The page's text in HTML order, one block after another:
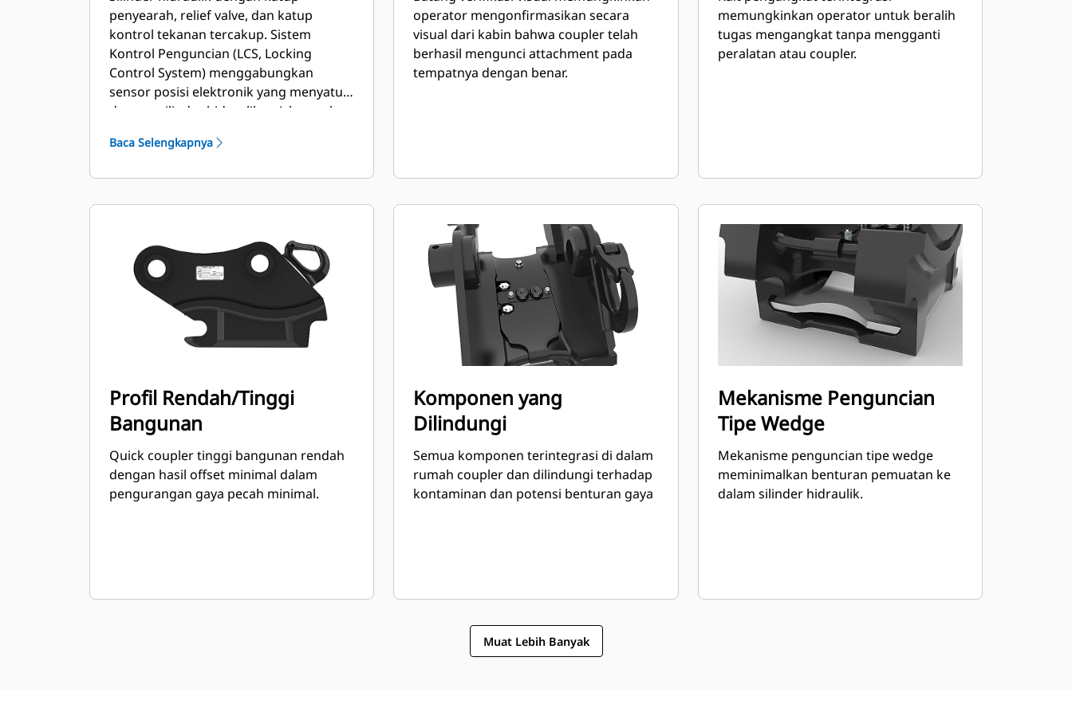
penyearah, relief valve, dan katup
kontrol tekanan tercakup. Sistem
Kontrol Penguncian (LCS, Locking
Control System) menggabungkan
sensor posisi elektronik yang menyatu
dengan silinder hidraulik quick coupler.
presisi dan andal pada prosesor
komunikasi digital ke ECM alat berat
Berikutnya melalui rangkaian kabel
listrik.
Baca Selengkapnya
operator mengonfirmasikan secara
visual dari kabin bahwa coupler telah
berhasil mengunci attachment pada
tempatnya dengan benar.
memungkinkan operator untuk beralih
tugas mengangkat tanpa mengganti
peralatan atau coupler.
Profil Rendah/Tinggi
Bangunan
Quick coupler tinggi bangunan rendah
dengan hasil offset minimal dalam
pengurangan gaya pecah minimal.
Komponen yang
Dilindungi
Semua komponen terintegrasi di dalam
rumah coupler dan dilindungi terhadap
kontaminan dan potensi benturan gaya
Mekanisme Penguncian
Tipe Wedge
Mekanisme penguncian tipe wedge
meminimalkan benturan pemuatan ke
dalam silinder hidraulik.
Muat Lebih Banyak